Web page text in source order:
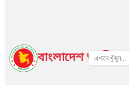
বাংলাদেশ জাতীয়